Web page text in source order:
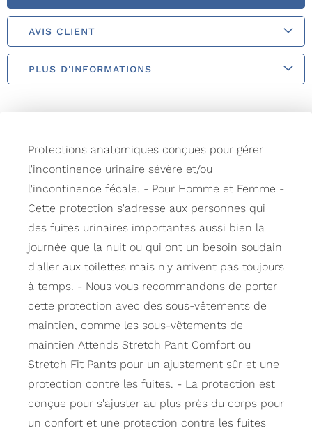
AVIS CLIENT
PLUS D'INFORMATIONS
Protections anatomiques conçues pour gérer
l'incontinence urinaire sévère et/ou
l'incontinence fécale. - Pour Homme et Femme -
Cette protection s'adresse aux personnes qui
des fuites urinaires importantes aussi bien la
journée que la nuit ou qui ont un besoin soudain
d'aller aux toilettes mais n'y arrivent pas toujours
à temps. - Nous vous recommandons de porter
cette protection avec des sous-vêtements de
maintien, comme les sous-vêtements de
maintien Attends Stretch Pant Comfort ou
Stretch Fit Pants pour un ajustement sûr et une
protection contre les fuites. - La protection est
conçue pour s'ajuster au plus près du corps pour
un confort et une protection contre les fuites